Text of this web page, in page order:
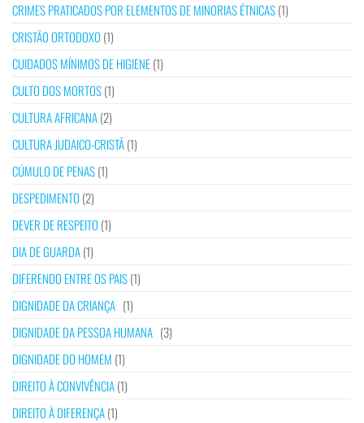
CRIMES PRATICADOS POR ELEMENTOS DE MINORIAS ÉTNICAS(1)
CRISTÃO ORTODOXO (1)
CUIDADOS MÍNIMOS DE HIGIENE(1)
CULTO DOS MORTOS(1)
CULTURA AFRICANA(2)
CULTURA JUDAICO-CRISTÃ(1)
CÚMULO DE PENAS(1)
DESPEDIMENTO (2)
DEVER DE RESPEITO (1)
DIA DE GUARDA(1)
DIFERENDO ENTRE OS PAIS(1)
DIGNIDADE DA CRIANÇA (1)
DIGNIDADE DA PESSOA HUMANA (3)
DIGNIDADE DO HOMEM (1)
DIREITO À CONVIVÊNCIA(1)
DIREITO À DIFERENÇA(1)